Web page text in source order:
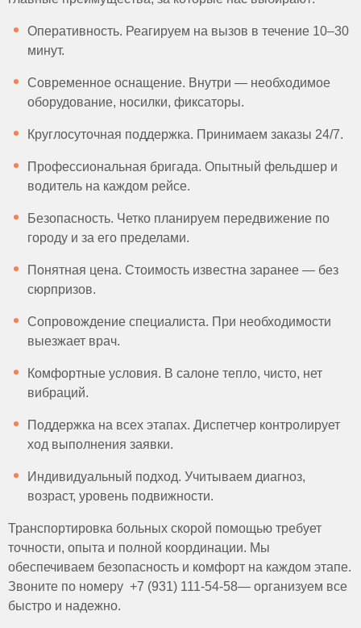
Оперативность. Реагируем на вызов в течение 10–30
минут.
Современное оснащение. Внутри — необходимое
оборудование, носилки, фиксаторы.
Круглосуточная поддержка. Принимаем заказы 24/7.
Профессиональная бригада. Опытный фельдшер и
водитель на каждом рейсе.
Безопасность. Четко планируем передвижение по
городу и за его пределами.
Понятная цена. Стоимость известна заранее — без
сюрпризов.
Сопровождение специалиста. При необходимости
выезжает врач.
Комфортные условия. В салоне тепло, чисто, нет
вибраций.
Поддержка на всех этапах. Диспетчер контролирует
ход выполнения заявки.
Индивидуальный подход. Учитываем диагноз,
возраст, уровень подвижности.
Транспортировка больных скорой помощью требует
точности, опыта и полной координации. Мы
обеспечиваем безопасность и комфорт на каждом этапе.
Звоните по номеру +7 (931) 111-54-58— организуем все
быстро и надежно.